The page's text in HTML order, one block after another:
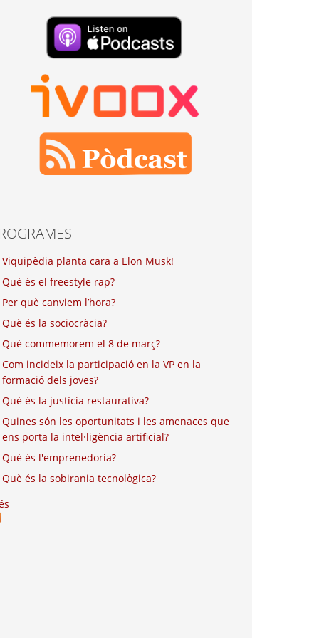
Viquipèdia planta cara a Elon Musk!
Què és el freestyle rap?
Per què canviem l’hora?
Què és la sociocràcia?
Què commemorem el 8 de març?
Com incideix la participació en la VP en la
formació dels joves?
Què és la justícia restaurativa?
Quines són les oportunitats i les amenaces que
ens porta la intel·ligència artificial?
Què és l'emprenedoria?
Què és la sobirania tecnològica?